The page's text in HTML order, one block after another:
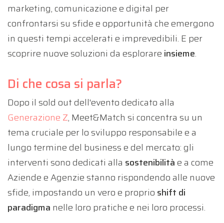
marketing, comunicazione e digital per
confrontarsi su sfide e opportunità che emergono
in questi tempi accelerati e imprevedibili. E per
scoprire nuove soluzioni da esplorare insieme.
Di che cosa si parla?
Dopo il sold out dell'evento dedicato alla
Generazione Z, Meet&Match si concentra su un
tema cruciale per lo sviluppo responsabile e a
lungo termine del business e del mercato: gli
interventi sono dedicati alla sostenibilità e a come
Aziende e Agenzie stanno rispondendo alle nuove
sfide, impostando un vero e proprio shift di
paradigma nelle loro pratiche e nei loro processi.